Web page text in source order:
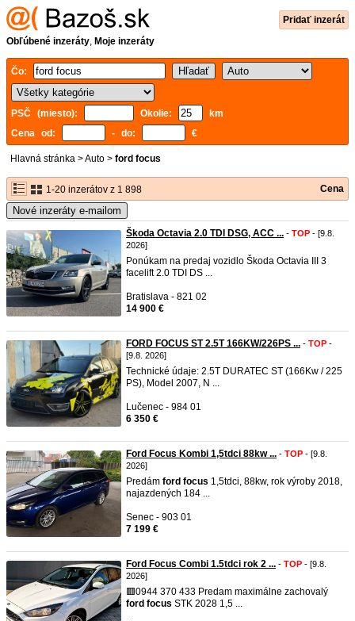
Pridať inzerát
Obľúbené inzeráty, Moje inzeráty
Čo:
PSČ (miesto): Okolie:
km
Cena od:
- do: €
Hlavná stránka >Auto > ford focus
1-20 inzerátov z 1 898 Cena
Nové inzeráty e-mailom
Škoda Octavia 2.0 TDI DSG, ACC ... - TOP - [9.8.
2026]
Ponúkam na predaj vozidlo Škoda Octavia III 3
facelift 2.0 TDI DS ...
Bratislava - 821 02
14 900 €
FORD FOCUS ST 2.5T 166KW/226PS ... - TOP -
[9.8. 2026]
Technické údaje: 2.5T DURATEC ST (166Kw / 225
PS), Model 2007, N ...
Lučenec - 984 01
6 350 €
Ford Focus Kombi 1,5tdci 88kw ... - TOP - [9.8.
2026]
Predám ford focus 1,5tdci, 88kw, rok výroby 2018,
najazdených 184 ...
Senec - 903 01
7 199 €
Ford Focus Combi 1.5tdci rok 2 ... - TOP - [9.8.
2026]
🟥0944 370 433 Predam maximálne zachovalý
ford focus STK 2028 1,5 ...